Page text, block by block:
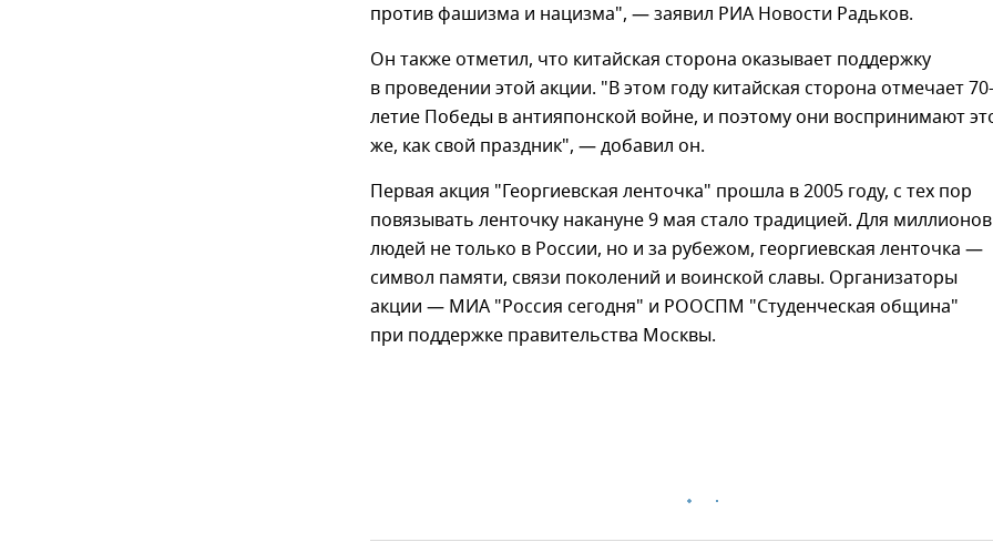
против фашизма и нацизма", — заявил РИА Новости Радьков.
Он также отметил, что китайская сторона оказывает поддержку
в проведении этой акции. "В этом году китайская сторона отмечает 70-
летие Победы в антияпонской войне, и поэтому они воспринимают
же, как свой праздник", — добавил он.
Первая акция "Георгиевская ленточка" прошла в 2005 году, с тех пор
повязывать ленточку накануне 9 мая стало традицией. Для миллионов
людей не только в России, но и за рубежом, георгиевская ленточка —
символ памяти, связи поколений и воинской славы. Организаторы
акции — МИА "Россия сегодня" и РООСПМ "Студенческая община"
при поддержке правительства Москвы.